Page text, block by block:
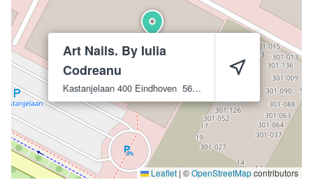
Art Nails. By Iulia
Codreanu
Kastanjelaan 400 Eindhoven 5616 LZ
Leaflet | ©OpenStreetMapcontributors